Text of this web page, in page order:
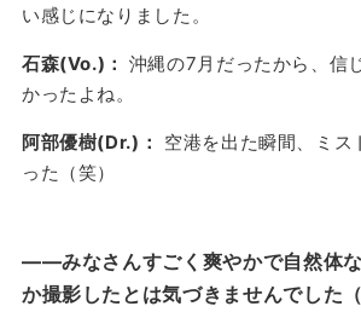
い感じになりました。
石森(Vo.)： 沖縄の7月だったから、信
かったよね。
阿部優樹(Dr.)：
空港を出た瞬間、ミス
った（笑）
——みなさんすごく爽やかで自然体
か撮影したとは気づきませんでした